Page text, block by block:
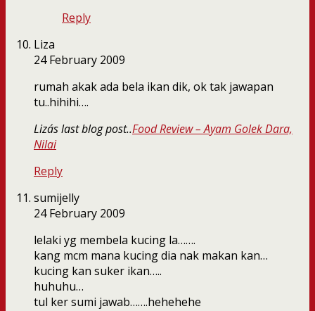
Reply
Liza
24 February 2009
rumah akak ada bela ikan dik, ok tak jawapan
tu..hihihi….
Liza´s last blog post..Food Review – Ayam Golek Dara,
Nilai
Reply
sumijelly
24 February 2009
lelaki yg membela kucing la…….
kang mcm mana kucing dia nak makan kan…
kucing kan suker ikan…..
huhuhu…
tul ker sumi jawab…….hehehehe